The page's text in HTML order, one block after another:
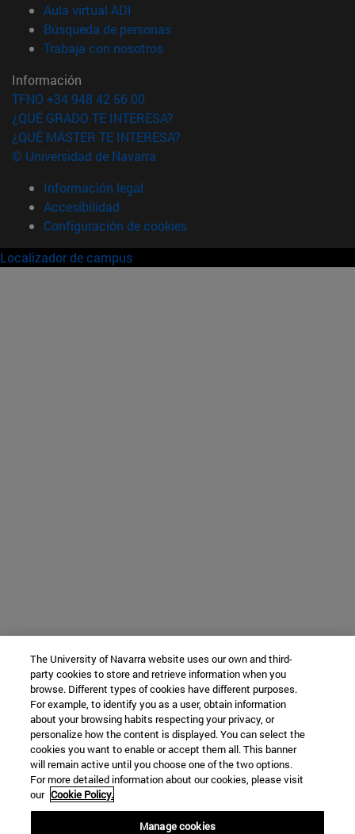
Aula virtual ADI
Búsqueda de personas(abre en nueva ventana)
Trabaja con nosotros(abre en nueva ventana)
Información
TFNO +34 948 42 56 00
¿QUÉ GRADO TE INTERESA?
¿QUÉ MÁSTER TE INTERESA?
© Universidad de Navarra
Información legal
Accesibilidad
Configuración de cookies
Localizador de campus
The University of Navarra website uses our own and third-
party cookies to store and retrieve information when you
browse. Different types of cookies have different purposes.
For example, to identify you as a user, obtain information
about your browsing habits respecting your privacy, or
personalize how the content is displayed. You can select the
cookies you want to enable or accept them all. This banner
will remain active until you choose one of the two options.
For more detailed information about our cookies, please visit
our Cookie Policy.
Manage cookies